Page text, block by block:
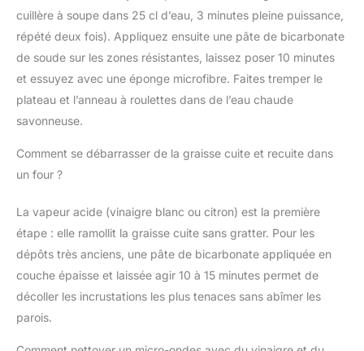
couvercle est en plastique inodore et insipide - recyclable
cuillère à soupe dans 25 cl d’eau, 3 minutes pleine puissance,
répété deux fois). Appliquez ensuite une pâte de bicarbonate
de soude sur les zones résistantes, laissez poser 10 minutes
et essuyez avec une éponge microfibre. Faites tremper le
plateau et l’anneau à roulettes dans de l’eau chaude
savonneuse.
Comment se débarrasser de la graisse cuite et recuite dans
un four ?
La vapeur acide (vinaigre blanc ou citron) est la première
étape : elle ramollit la graisse cuite sans gratter. Pour les
dépôts très anciens, une pâte de bicarbonate appliquée en
couche épaisse et laissée agir 10 à 15 minutes permet de
décoller les incrustations les plus tenaces sans abîmer les
parois.